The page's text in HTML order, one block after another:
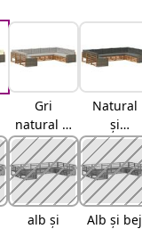
Gri
natural și
deschis
Natural
și
antracit
alb și
Alb și bej